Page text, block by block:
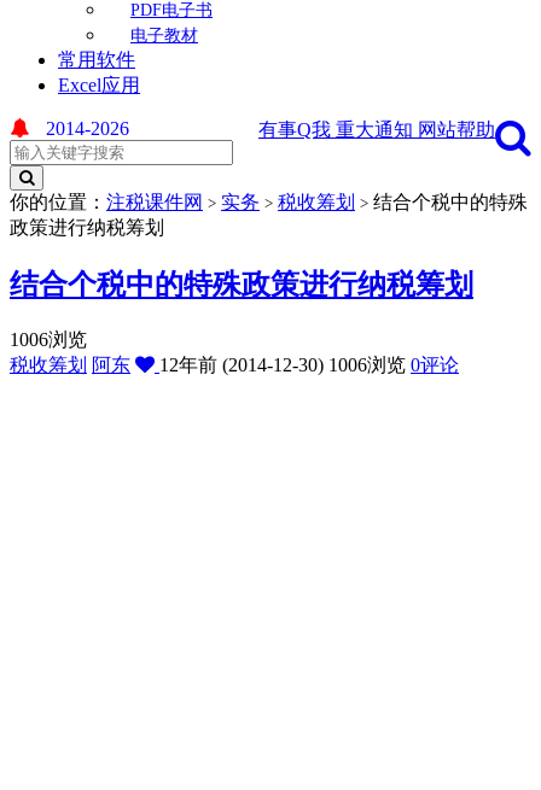
PDF电子书
电子教材
常用软件
Excel应用
有事Q我 重大通知 网站帮助
2014-2026
你的位置： 注税课件网 > 实务 > 税收筹划 > 结合个税中的特殊
政策进行纳税筹划
结合个税中的特殊政策进行纳税筹划
1006浏览
税收筹划 阿东 12年前 (2014-12-30) 1006浏览 0评论